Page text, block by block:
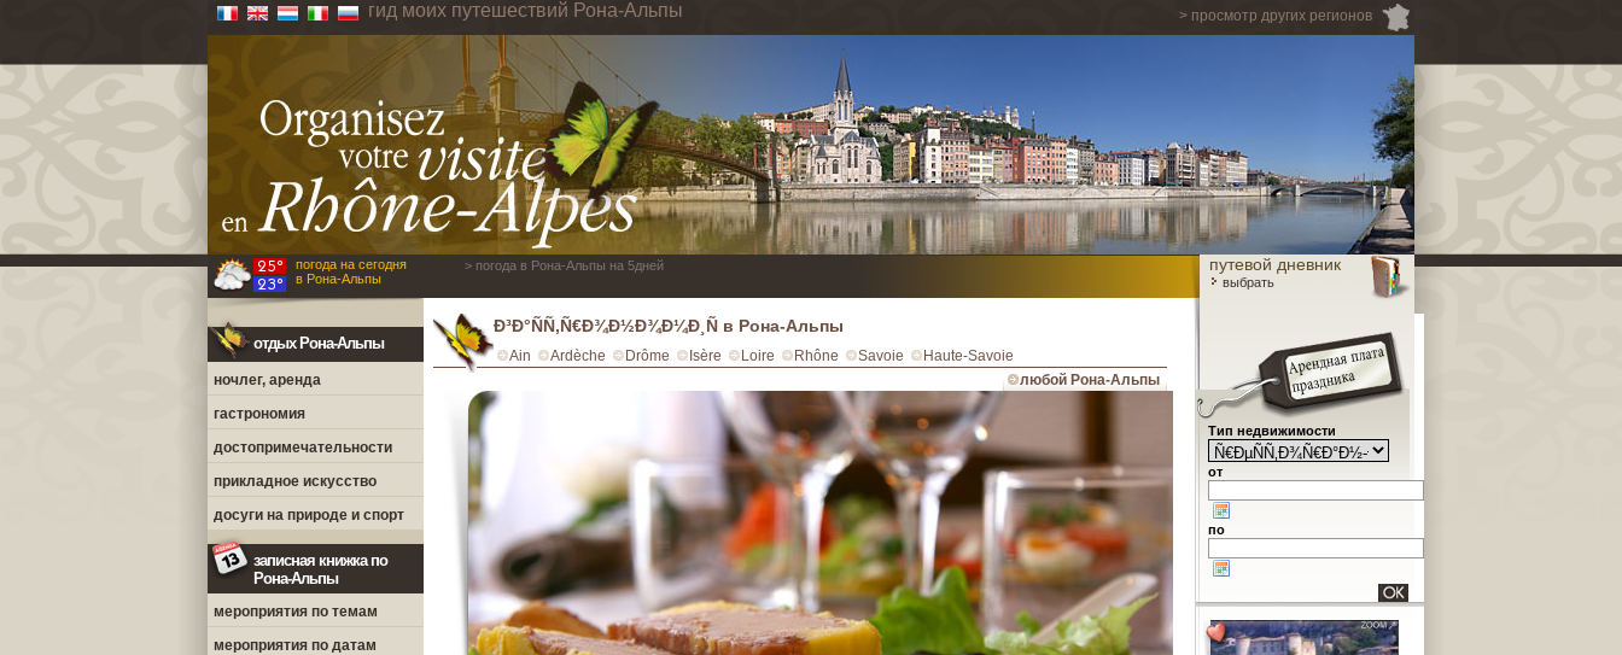
> просмотр других регионов
гид моих путешествий Рона-Альпы
погода на сегодня
в Рона-Альпы
> погода в Рона-Альпы на 5дней путевой дневник
выбрать
отдых Рона-Альпы
ночлег, аренда
гастрономия
достопримечательности
прикладное искусство
досуги на природе и спорт
записная книжка по
Рона-Альпы
мероприятия по темам
мероприятия по датам
Ð³Ð°ÑÑ‚Ñ€Ð¾Ð½Ð¾Ð¼Ð¸Ñ в Рона-Альпы
Ain Ardèche Drôme Isère Loire Rhône Savoie
Haute-Savoie
любой Рона-Альпы
Тип недвижимости
от
по